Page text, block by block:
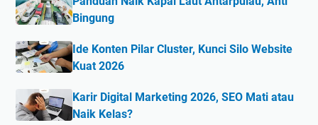
Bingung
Ide Konten Pilar Cluster, Kunci Silo Website
Kuat 2026
Karir Digital Marketing 2026, SEO Mati atau
Naik Kelas?